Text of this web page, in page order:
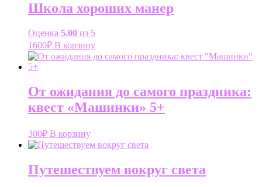
Школа хороших манер
Оценка 5.00 из 5
1600₽ В корзину
От ожидания до самого праздника:
квест «Машинки» 5+
300₽ В корзину
Путешествуем вокруг света